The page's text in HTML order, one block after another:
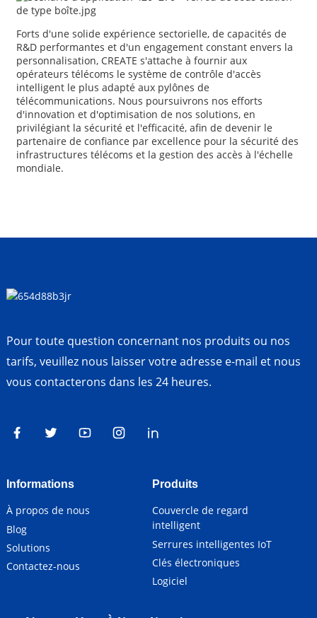
Forts d'une solide expérience sectorielle, de capacités de
R&D performantes et d'un engagement constant envers la
personnalisation, CREATE s'attache à fournir aux
opérateurs télécoms le système de contrôle d'accès
intelligent le plus adapté aux pylônes de
télécommunications. Nous poursuivrons nos efforts
d'innovation et d'optimisation de nos solutions, en
privilégiant la sécurité et l'efficacité, afin de devenir le
partenaire de confiance par excellence pour la sécurité des
infrastructures télécoms et la gestion des accès à l'échelle
mondiale.
Pour toute question concernant nos produits ou nos
tarifs, veuillez nous laisser votre adresse e-mail et nous
vous contacterons dans les 24 heures.
Informations
À propos de nous
Blog
Solutions
Contactez-nous
Produits
Couvercle de regard
intelligent
Serrures intelligentes IoT
Clés électroniques
Logiciel